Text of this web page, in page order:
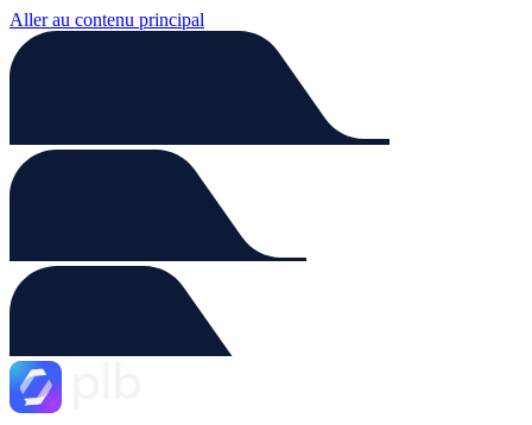
Aller au contenu principal